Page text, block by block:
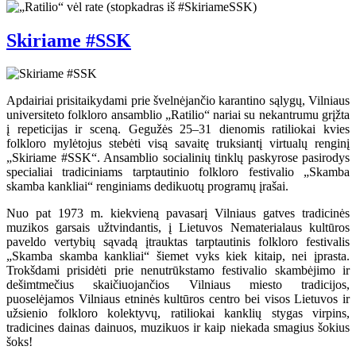
Skiriame #SSK
Apdairiai prisitaikydami prie švelnėjančio karantino sąlygų, Vilniaus
universiteto folkloro ansamblio „Ratilio“ nariai su nekantrumu grįžta
į repeticijas ir sceną. Gegužės 25–31 dienomis ratiliokai kvies
folkloro mylėtojus stebėti visą savaitę truksiantį virtualų renginį
„Skiriame #SSK“. Ansamblio socialinių tinklų paskyrose pasirodys
specialiai tradiciniams tarptautinio folkloro festivalio „Skamba
skamba kankliai“ renginiams dedikuotų programų įrašai.
Nuo pat 1973 m. kiekvieną pavasarį Vilniaus gatves tradicinės
muzikos garsais užtvindantis, į Lietuvos Nematerialaus kultūros
paveldo vertybių sąvadą įtrauktas tarptautinis folkloro festivalis
„Skamba skamba kankliai“ šiemet vyks kiek kitaip, nei įprasta.
Trokšdami prisidėti prie nenutrūkstamo festivalio skambėjimo ir
dešimtmečius skaičiuojančios Vilniaus miesto tradicijos,
puoselėjamos Vilniaus etninės kultūros centro bei visos Lietuvos ir
užsienio folkloro kolektyvų, ratiliokai kanklių stygas virpins,
tradicines dainas dainuos, muzikuos ir kaip niekada smagius šokius
šoks!